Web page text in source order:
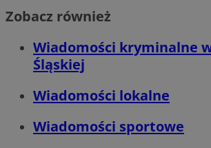
Zobacz również
Wiadomości kryminalne
Śląskiej
Wiadomości lokalne
Wiadomości sportowe